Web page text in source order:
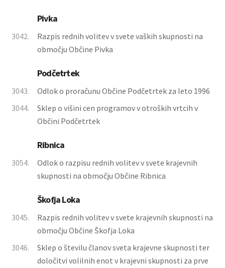
Pivka
3042.
Razpis rednih volitev v svete vaških skupnosti na
območju Občine Pivka
Podčetrtek
3043.
Odlok o proračunu Občine Podčetrtek za leto 1996
3044.
Sklep o višini cen programov v otroških vrtcih v
Občini Podčetrtek
Ribnica
3054.
Odlok o razpisu rednih volitev v svete krajevnih
skupnosti na območju Občine Ribnica
Škofja Loka
3045.
Razpis rednih volitev v svete krajevnih skupnosti na
območju Občine Škofja Loka
3046.
Sklep o številu članov sveta krajevne skupnosti ter
določitvi volilnih enot v krajevni skupnosti za prve